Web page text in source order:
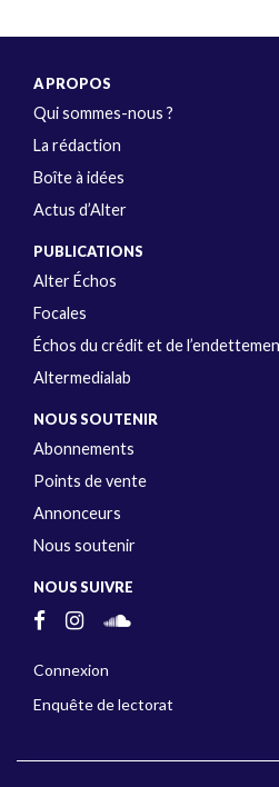
A PROPOS
Qui sommes-nous ?
La rédaction
Boîte à idées
Actus d’Alter
PUBLICATIONS
Alter Échos
Focales
Échos du crédit et de
Altermedialab
NOUS SOUTENIR
Abonnements
Points de vente
Annonceurs
Nous soutenir
NOUS SUIVRE
Connexion
Enquête de lectorat